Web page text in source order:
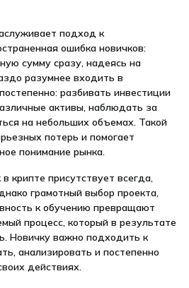
подход к
ошибка новичков:
сумму сразу, надеясь на
разумнее входить в
разбивать инвестиции
активы, наблюдать за
на небольших объемах. Такой
потерь и помогает
понимание рынка.
крипте присутствует всегда,
грамотный выбор проекта,
к обучению превращают
процесс, который в результате
Новичку важно подходить к
анализировать и постепенно
действиях.